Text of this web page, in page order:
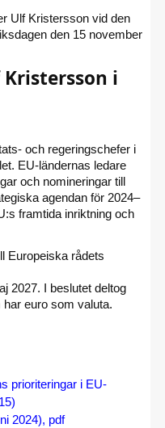
Ulf Kristersson vid den
den 15 november
i
och regeringschefer i
EU-ländernas ledare
och nomineringar till
agendan för 2024–
framtida inriktning och
Europeiska rådets
2027. I beslutet deltog
euro som valuta.
prioriteringar i EU-
2024), pdf